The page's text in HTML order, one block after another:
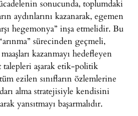
sonucunda, toplumdaki
aydınlarını kazanarak, egemen
hegemonya” inşa etmelidir. Bu
sürecinden geçmeli,
kazanmayı hedefleyen
aşarak etik-politik
ezilen sınıfların özlemlerine
alma stratejisiyle kendisini
yansıtmayı başarmalıdır.